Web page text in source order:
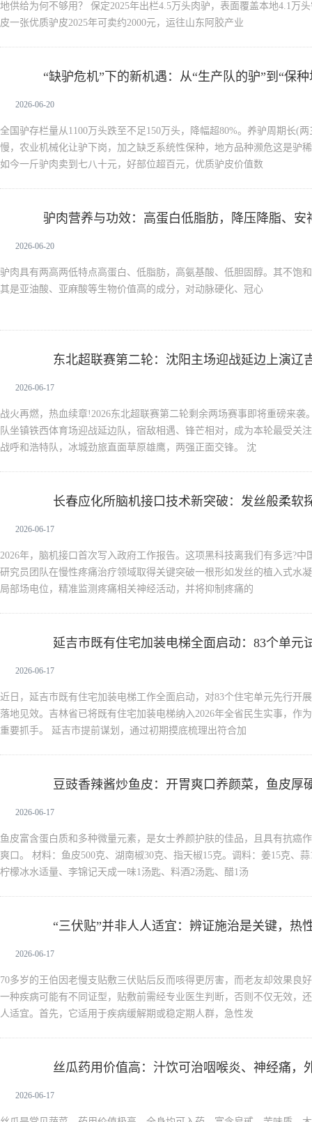
地供给为何不够用？ 保定2025年出栏4.5万头肉驴，表面覆盖本地4.1万
皮一张优质驴皮2025年可卖约2000元，运往山东阿胶产业
“缺驴危机”下的新机遇：从“生产队的驴”到“保
2026-06-20
全国驴存栏量从1100万头跌至不足150万头，降幅超80%。养驴周期长(
慢，农业机械化让驴下岗，加之缺乏系统性保种，地方品种濒危这是驴
如今一斤驴肉卖到七八十元，好部位超百元，优质驴皮价值数
驴肉营养与功效：高蛋白低脂肪，降压降脂、安
2026-06-20
驴肉具有两高两低特点高蛋白、低脂肪，高氨基酸、低胆固醇。其不饱
其是亚油酸、亚麻酸等生物价值高的成分，对动脉硬化、冠心
东北超联赛第二轮：沈阳主场迎战延边上演辽
2026-06-17
战火再燃，热血续章!2026东北超联赛第二轮剩余两场赛事即将重磅来袭
队坐镇铁西体育场迎战延边队，宿敌相遇、锋芒相对，成为本轮最受关
战呼和浩特队，冰城劲旅直面草原雄鹰，两强正面交锋。 沈
长春应化所脑机接口技术新突破：发丝般柔软
2026-06-17
2026年，脑机接口首次写入政府工作报告。这项黑科技离我们有多远?
研究员团队在慢性疼痛治疗领域取得关键突破一根形如发丝的植入式水
局部场电位，精准监测疼痛相关神经活动，并将抑制疼痛的
延吉市既有住宅加装电梯全面启动：83个单元
2026-06-17
近日，延吉市既有住宅加装电梯工作全面启动，对83个住宅单元先行开
落地见效。吉林省已将既有住宅加装电梯纳入2026年全省民生实事，作
重要抓手。 延吉市提前谋划，通过初期摸底梳理出符合加
豆豉香辣酱炒鱼皮：开胃爽口养颜菜，鱼皮厚
2026-06-17
鱼皮富含蛋白质和多种微量元素，是女士养颜护肤的佳品，且具有抗癌
爽口。 材料：鱼皮500克、湖南椒30克、指天椒15克。调料：姜15克、
柠檬冰水适量、李锦记天成一味1汤匙、料酒2汤匙、醋1汤
“三伏贴”并非人人适宜：辨证施治是关键，热
浇油”
2026-06-17
70多岁的王伯因老慢支贴敷三伏贴后反而咳得更厉害，而老友却效果良
一种疾病可能有不同证型，贴敷前需经专业医生判断，否则不仅无效，
人适宜。首先，它适用于疾病缓解期或稳定期人群，急性发
丝瓜药用价值高：汁饮可治咽喉炎、神经痛，
药”2026-06-17